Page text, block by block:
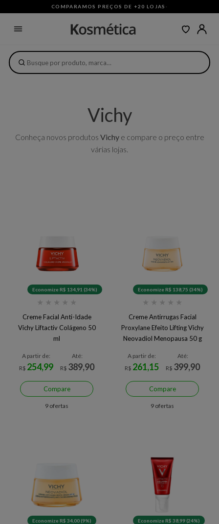
COMPARAMOS PREÇOS DE +20 LOJAS ·
Vichy
Conheça novos produtos Vichye compare o preço entre
várias lojas.
Economize R$ 134,91 (34%)
★ ★ ★ ★ ★
Creme Facial Anti-Idade
Vichy Liftactiv Colágeno 50
ml
A partir de:
R$ 254,99
Até:
R$ 389,90
Compare
9 ofertas
Economize R$ 138,75 (34%)
★ ★ ★ ★ ★
Creme Antirrugas Facial
Proxylane Efeito Lifting Vichy
Neovadiol Menopausa 50 g
A partir de:
R$ 261,15
Até:
R$ 399,90
Compare
9 ofertas
Economize R$ 34,00 (9%) Economize R$ 38,99 (24%)